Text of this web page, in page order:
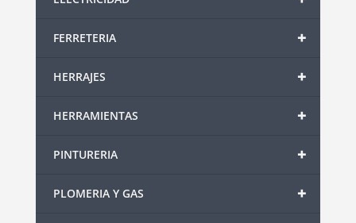
+
FERRETERIA
+
HERRAJES
+
HERRAMIENTAS
+
PINTURERIA
+
PLOMERIA Y GAS